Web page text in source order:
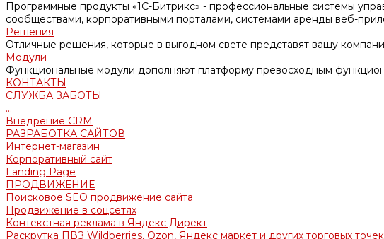
Программные продукты «1С-Битрикс» - профессиональные системы
сообществами, корпоративными порталами, системами аренды веб-
Решения
Отличные решения, которые в выгодном свете представят вашу
Модули
Функциональные модули дополняют платформу превосходным
КОНТАКТЫ
СЛУЖБА ЗАБОТЫ
...
Внедрение CRM
РАЗРАБОТКА САЙТОВ
Интернет-магазин
Корпоративный сайт
Landing Page
ПРОДВИЖЕНИЕ
Поисковое SEO продвижение сайта
Продвижение в соцсетях
Контекстная реклама в Яндекс Директ
Раскрутка ПВЗ Wildberries, Ozon, Яндекс маркет и других торговых точек